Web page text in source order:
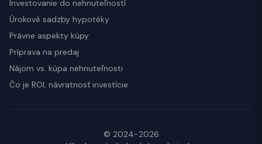
Investovanie do nehnuteľností
Úrokové sadzby hypotéky
Právne aspekty kúpy
Príprava na predaj
Nájom vs. kúpa nehnuteľnosti
Čo je ROI, návratnosť investície
© 2024-2026